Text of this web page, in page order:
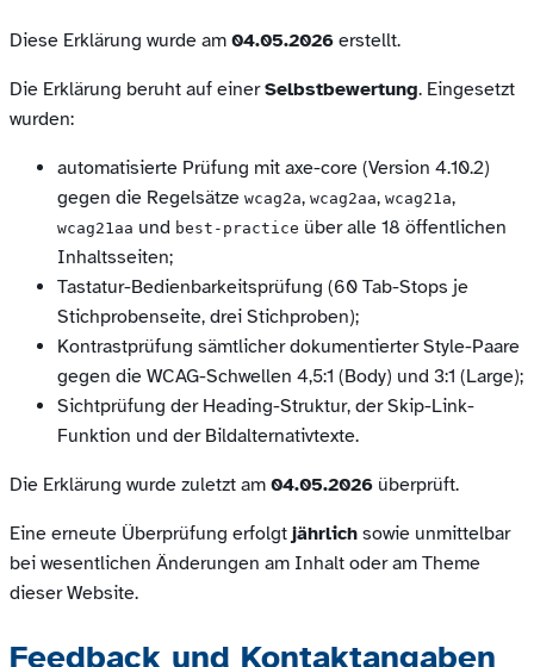
Diese Erklärung wurde am 04.05.2026 erstellt.
Die Erklärung beruht auf einerSelbstbewertung. Eingesetzt
wurden:
automatisierte Prüfung mit axe-core (Version 4.10.2)
gegen die Regelsätze wcag2a, wcag2aa, wcag21a,
wcag21aa und best-practice über alle 18 öffentlichen
Inhaltsseiten;
Tastatur-Bedienbarkeitsprüfung (60 Tab-Stops je
Stichprobenseite, drei Stichproben);
Kontrastprüfung sämtlicher dokumentierter Style-Paare
gegen die WCAG-Schwellen 4,5:1 (Body) und 3:1 (Large);
Sichtprüfung der Heading-Struktur, der Skip-Link-
Funktion und der Bildalternativtexte.
Die Erklärung wurde zuletzt am 04.05.2026 überprüft.
Eine erneute Überprüfung erfolgt jährlich sowie unmittelbar
bei wesentlichen Änderungen am Inhalt oder am Theme
dieser Website.
Feedback und Kontaktangaben